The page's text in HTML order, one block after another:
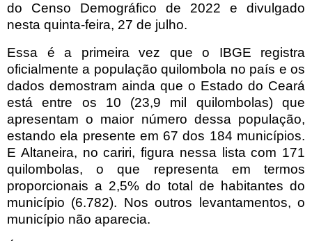
do Censo Demográfico de 2022 e divulgado
nesta quinta-feira, 27 de julho.
Essa é a primeira vez que o IBGE registra
oficialmente a população quilombola no país e os
dados demostram ainda que o Estado do Ceará
está entre os 10 (23,9 mil quilombolas)que
apresentam o maior número dessa população,
estando ela presente em 67 dos 184 municípios.
E Altaneira, no cariri, figura nessa lista com 171
quilombolas, o que representa em termos
proporcionais a 2,5% do total de habitantes do
município (6.782). Nos outros levantamentos, o
município não aparecia.